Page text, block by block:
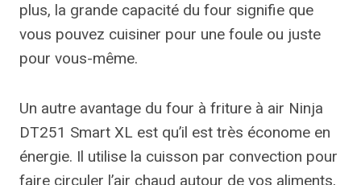
plus, la grande capacité du four signifie que
vous pouvez cuisiner pour une foule ou juste
pour vous-même.
Un autre avantage du four à friture à air Ninja
DT251 Smart XL est qu’il est très économe en
énergie. Il utilise la cuisson par convection pour
faire circuler l’air chaud autour de vos aliments,